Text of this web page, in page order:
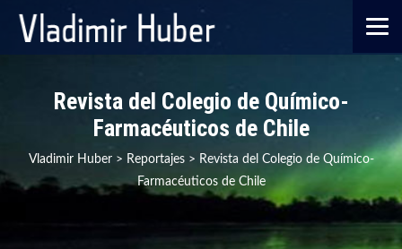
Revista del Colegio de Químico-
Farmacéuticos de Chile
Vladimir Huber> Reportajes> Revista del Colegio de Químico-
Farmacéuticos de Chile